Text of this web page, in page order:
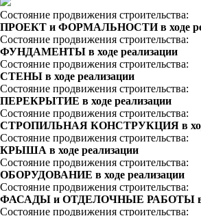
Состояние продвижения строительства:
ПРОЕКТ и ФОРМАЛЬНОСТИ в ходе
Состояние продвижения строительства:
ФУНДАМЕНТЫ в ходе реализации
Состояние продвижения строительства:
СТЕНЫ в ходе реализации
Состояние продвижения строительства:
ПЕРЕКРЫТИЕ в ходе реализации
Состояние продвижения строительства:
СТРОПИЛЬНАЯ КОНСТРУКЦИЯ в
Состояние продвижения строительства:
КРЫША в ходе реализации
Состояние продвижения строительства:
ОБОРУДОВАНИЕ в ходе реализации
Состояние продвижения строительства:
ФАСАДЫ и ОТДЕЛОЧНЫЕ РАБОТЫ в
Состояние продвижения строительства: